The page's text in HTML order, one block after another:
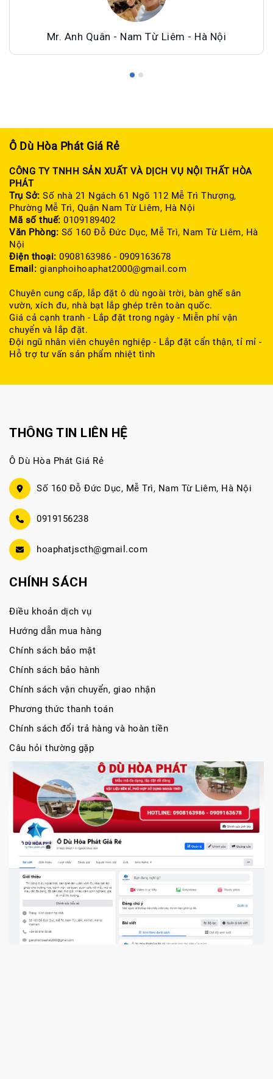
Mr. Anh Quân - Nam Từ Liêm - Hà Nội
Ô Dù Hòa Phát Giá Rẻ
CÔNG TY TNHH SẢN XUẤT VÀ DỊCH VỤ NỘI THẤT HÒA
PHÁT
Trụ Sở: Số nhà 21 Ngách 61 Ngõ 112 Mễ Trì Thượng,
Phường Mễ Trì, Quận Nam Từ Liêm, Hà Nội
Mã số thuế: 0109189402
Văn Phòng: Số 160 Đỗ Đức Dục, Mễ Trì, Nam Từ Liêm, Hà
Nội
Điện thoại: 0908163986 - 0909163678
Email: gianphoihoaphat2000@gmail.com
Chuyên cung cấp, lắp đặt ô dù ngoài trời, bàn ghế sân
vườn, xích đu, nhà bạt lắp ghép trên toàn quốc.
Giá cả cạnh tranh - Lắp đặt trong ngày - Miễn phí vận
chuyển và lắp đặt.
Đội ngũ nhân viên chuyên nghiệp - Lắp đặt cẩn thận, tỉ mỉ -
Hỗ trợ tư vấn sản phẩm nhiệt tình
THÔNG TIN LIÊN HỆ
Ô Dù Hòa Phát Giá Rẻ
Số 160 Đỗ Đức Dục, Mễ Trì, Nam Từ Liêm, Hà Nội
0919156238
hoaphatjscth@gmail.com
CHÍNH SÁCH
Điều khoản dịch vụ
Hướng dẫn mua hàng
Chính sách bảo mật
Chính sách bảo hành
Chính sách vận chuyển, giao nhận
Phương thức thanh toán
Chính sách đổi trả hàng và hoàn tiền
Câu hỏi thường gặp